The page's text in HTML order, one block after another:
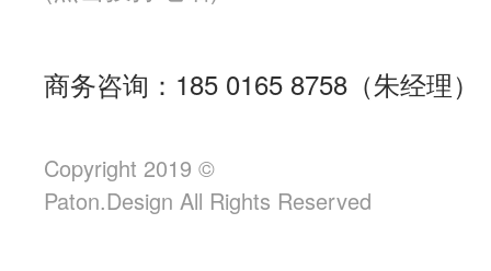
商务咨询：185 0165 8758（朱经理）
Copyright 2019 ©
Paton.Design All Rights Reserved